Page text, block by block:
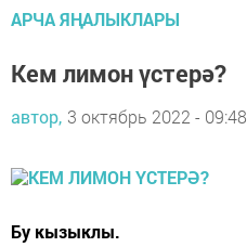
АРЧА ЯҢАЛЫКЛАРЫ
Кем лимон үстерә?
автор, 3 октябрь 2022 - 09:48
Бу кызыклы.